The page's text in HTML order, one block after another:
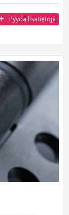
Pyydä lisätietoja